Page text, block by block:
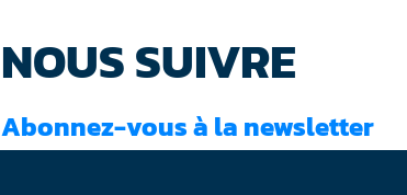
NOUS SUIVRE
Abonnez-vous à la newsletter